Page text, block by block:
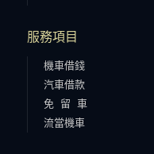
服務項目
機車借錢
汽車借款
免 留 車
流當機車